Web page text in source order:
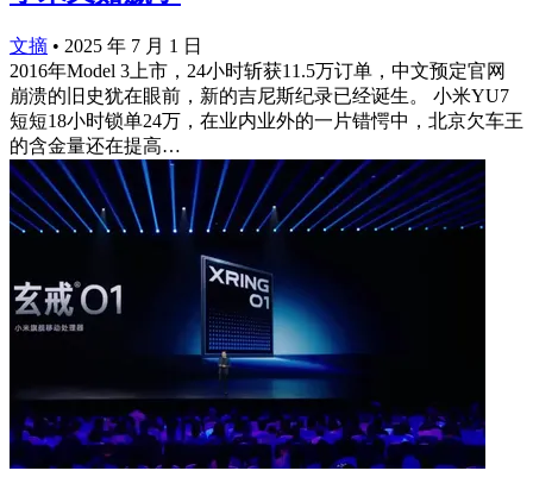
文摘 • 2025 年 7 月 1 日
2016年Model 3上市，24小时斩获11.5万订单，中文预定官网
崩溃的旧史犹在眼前，新的吉尼斯纪录已经诞生。 小米YU7
短短18小时锁单24万，在业内业外的一片错愕中，北京欠车王
的含金量还在提高…